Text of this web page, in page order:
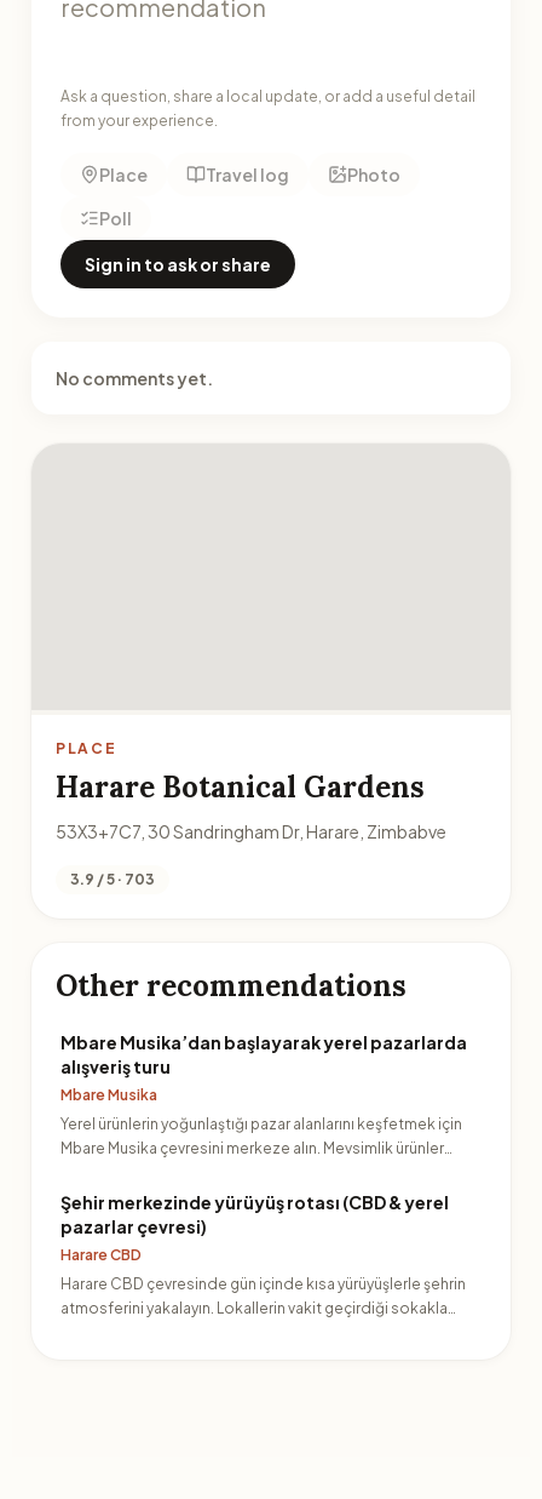
Ask a question, share a local update, or add a useful detail
from your experience.
Place Travel log
Photo
Poll
Sign in to ask or share
No comments yet.
PLACE
Harare Botanical Gardens
53X3+7C7, 30 Sandringham Dr, Harare, Zimbabve
3.9 / 5 · 703
Other recommendations
Mbare Musika’dan başlayarak yerel pazarlarda
alışveriş turu
Mbare Musika
Yerel ürünlerin yoğunlaştığı pazar alanlarını keşfetmek için
Mbare Musika çevresini merkeze alın. Mevsimlik ürünler…
Şehir merkezinde yürüyüş rotası (CBD & yerel
pazarlar çevresi)
Harare CBD
Harare CBD çevresinde gün içinde kısa yürüyüşlerle şehrin
atmosferini yakalayın. Lokallerin vakit geçirdiği sokakla…